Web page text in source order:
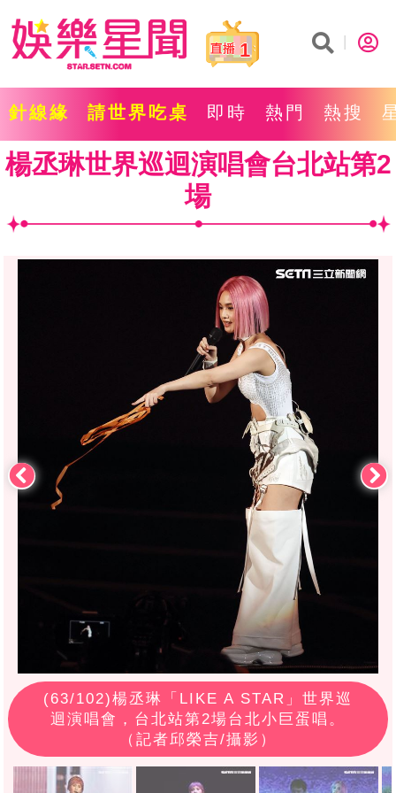
1
針線緣 請世界吃桌 即時 熱門 熱搜
楊丞琳世界巡迴演唱會台北站第2
場
(63/102)楊丞琳「LIKE A STAR」世界巡
迴演唱會，台北站第2場台北小巨蛋唱。
（記者邱榮吉/攝影）